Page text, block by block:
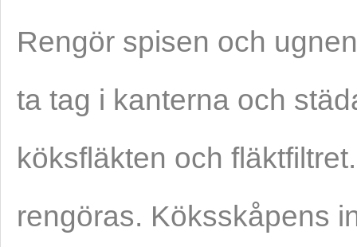
Rengör spisen och
ta tag i kanterna och
köksfläkten och
rengöras. Köksskåpens